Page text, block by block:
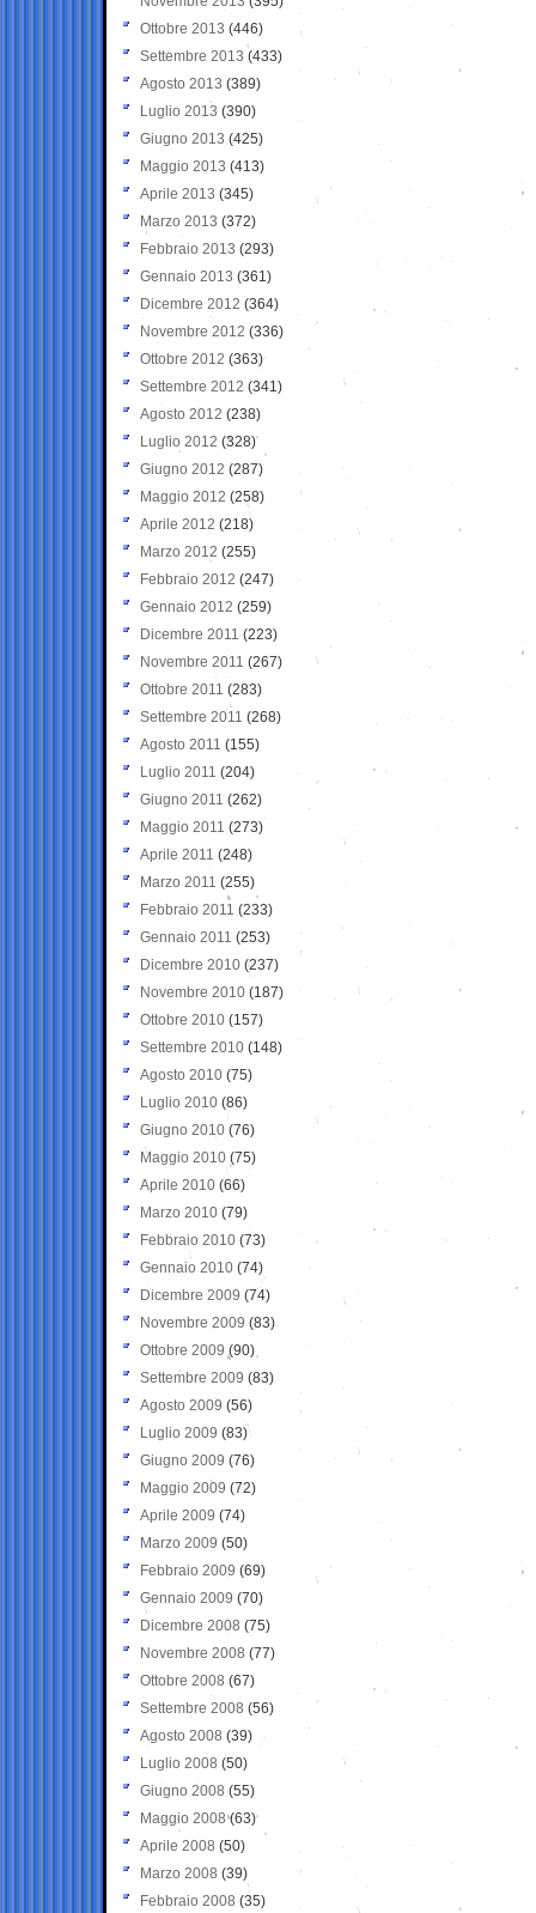
Ottobre 2013 (446)
Settembre 2013 (433)
Agosto 2013 (389)
Luglio 2013 (390)
Giugno 2013 (425)
Maggio 2013 (413)
Aprile 2013 (345)
Marzo 2013 (372)
Febbraio 2013 (293)
Gennaio 2013 (361)
Dicembre 2012 (364)
Novembre 2012 (336)
Ottobre 2012 (363)
Settembre 2012 (341)
Agosto 2012 (238)
Luglio 2012 (328)
Giugno 2012 (287)
Maggio 2012 (258)
Aprile 2012 (218)
Marzo 2012 (255)
Febbraio 2012 (247)
Gennaio 2012 (259)
Dicembre 2011 (223)
Novembre 2011 (267)
Ottobre 2011 (283)
Settembre 2011 (268)
Agosto 2011 (155)
Luglio 2011 (204)
Giugno 2011 (262)
Maggio 2011 (273)
Aprile 2011 (248)
Marzo 2011 (255)
Febbraio 2011 (233)
Gennaio 2011 (253)
Dicembre 2010 (237)
Novembre 2010 (187)
Ottobre 2010 (157)
Settembre 2010 (148)
Agosto 2010 (75)
Luglio 2010 (86)
Giugno 2010 (76)
Maggio 2010 (75)
Aprile 2010 (66)
Marzo 2010 (79)
Febbraio 2010 (73)
Gennaio 2010 (74)
Dicembre 2009 (74)
Novembre 2009 (83)
Ottobre 2009 (90)
Settembre 2009 (83)
Agosto 2009 (56)
Luglio 2009 (83)
Giugno 2009 (76)
Maggio 2009 (72)
Aprile 2009 (74)
Marzo 2009 (50)
Febbraio 2009 (69)
Gennaio 2009 (70)
Dicembre 2008 (75)
Novembre 2008 (77)
Ottobre 2008 (67)
Settembre 2008 (56)
Agosto 2008 (39)
Luglio 2008 (50)
Giugno 2008 (55)
Maggio 2008(63)
Aprile 2008 (50)
Marzo 2008 (39)
Febbraio 2008 (35)